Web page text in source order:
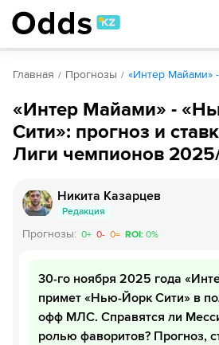
Главная Прогнозы «Интер Майами»
«Интер Майами» -
Сити»: прогноз и
Лиги чемпионов
Никита Казарцев
Редакция
Прогнозы: 0+ 0- 0= ROI: 0%
30-го ноября 2025 года
примет «Нью-Йорк Сити» в
офф МЛС. Справятся ли
ролью фаворитов? Прогноз,